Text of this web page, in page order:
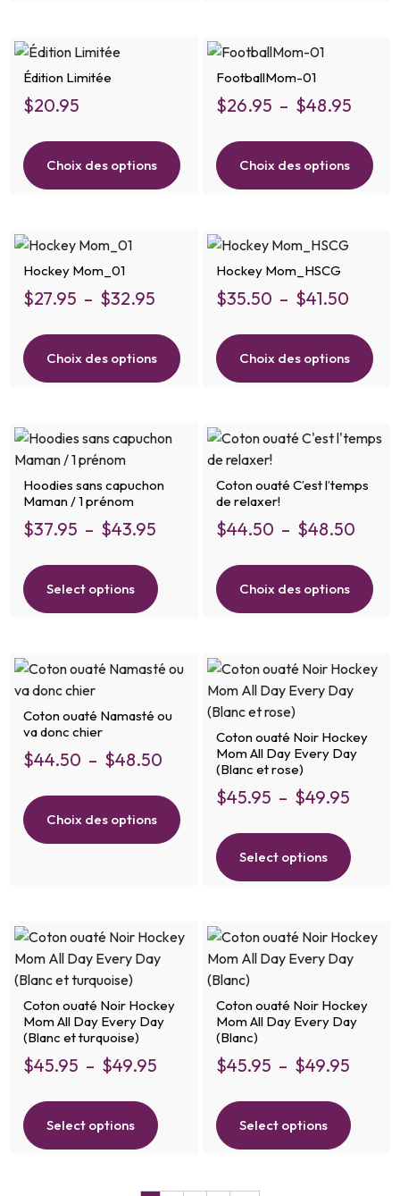
Édition Limitée
$20.95
Choix des options
FootballMom-01
$26.95 – $48.95
Choix des options
Hockey Mom_01
$27.95 – $32.95
Choix des options
Hockey Mom_HSCG
$35.50 – $41.50
Choix des options
Hoodies sans capuchon
Maman / 1 prénom
$37.95 – $43.95
Select options
Coton ouaté C’est l’temps
de relaxer!
$44.50 – $48.50
Choix des options
Coton ouaté Namasté ou
va donc chier
$44.50 – $48.50
Choix des options
Coton ouaté Noir Hockey
Mom All Day Every Day
(Blanc et rose)
$45.95 – $49.95
Select options
Coton ouaté Noir Hockey
Mom All Day Every Day
(Blanc et turquoise)
$45.95 – $49.95
Select options
Coton ouaté Noir Hockey
Mom All Day Every Day
(Blanc)
$45.95 – $49.95
Select options